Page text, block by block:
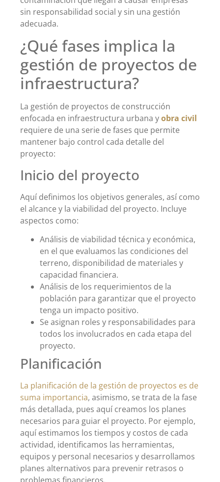
sin responsabilidad social y sin una gestión
adecuada.
¿Qué fases implica la
gestión de proyectos de
infraestructura?
La gestión de proyectos de construcción
enfocada en infraestructura urbana yobra civil
requiere de una serie de fases que permite
mantener bajo control cada detalle del
proyecto:
Inicio del proyecto
Aquí definimos los objetivos generales, así como
el alcance y la viabilidad del proyecto. Incluye
aspectos como:
Análisis de viabilidad técnica y económica,
en el que evaluamos las condiciones del
terreno, disponibilidad de materiales y
capacidad financiera.
Análisis de los requerimientos de la
población para garantizar que el proyecto
tenga un impacto positivo.
Se asignan roles y responsabilidades para
todos los involucrados en cada etapa del
proyecto.
Planificación
La planificación de la gestión de proyectos es de
suma importancia, asimismo, se trata de la fase
más detallada, pues aquí creamos los planes
necesarios para guiar el proyecto. Por ejemplo,
aquí estimamos los tiempos y costos de cada
actividad, identificamos las herramientas,
equipos y personal necesarios y desarrollamos
planes alternativos para prevenir retrasos o